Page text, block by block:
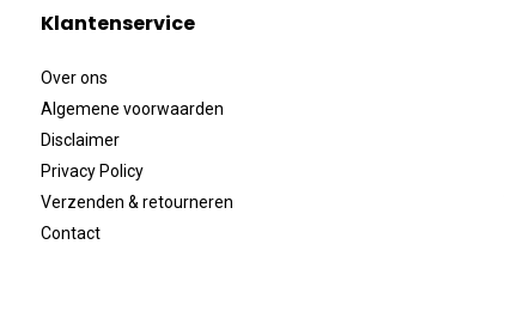
Klantenservice
Over ons
Algemene voorwaarden
Disclaimer
Privacy Policy
Verzenden & retourneren
Contact